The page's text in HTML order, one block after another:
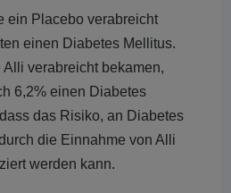
ein Placebo verabreicht
einen Diabetes Mellitus.
verabreicht bekamen,
6,2% einen Diabetes
das Risiko, an Diabetes
die Einnahme von Alli
werden kann.